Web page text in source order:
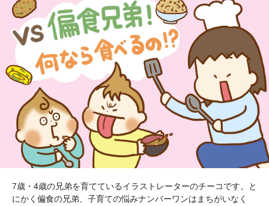
7歳・4歳の兄弟を育てているイラストレーターのチーコです。と
にかく偏食の兄弟、子育ての悩みナンバーワンはまちがいなく